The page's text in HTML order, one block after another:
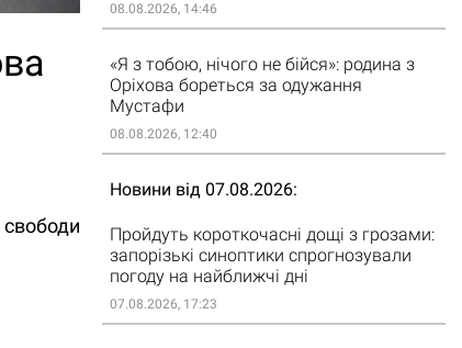
08.08.2026, 14:46
«Я з тобою, нічого не бійся»: родина з
Оріхова бореться за одужання
Мустафи
08.08.2026, 12:40
Новини від 07.08.2026
Пройдуть короткочасні дощі з грозами:
запорізькі синоптики спрогнозували
погоду на найближчі дні
07.08.2026, 17:23